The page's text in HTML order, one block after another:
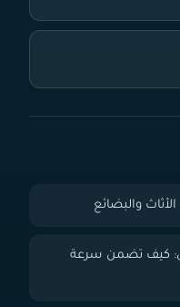
والبضائع
كيف تضمن سرعة